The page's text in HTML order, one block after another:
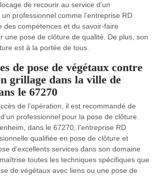
de recourir au service d’un
professionnel comme l’entreprise RD
des compétences et du savoir-faire
une pose de clôture de qualité. De plus, son
est à la portée de tous.
de pose de végétaux contre
grillage dans la ville de
le 67270
de l’opération, il est recommandé de
professionnel pour la pose de clôture.
dans le 67270, l’entreprise RD
qualifiée en pose de clôture et
d’excellents services dans son domaine
toutes les techniques spécifiques que
de végétaux avec liens ou une pose de